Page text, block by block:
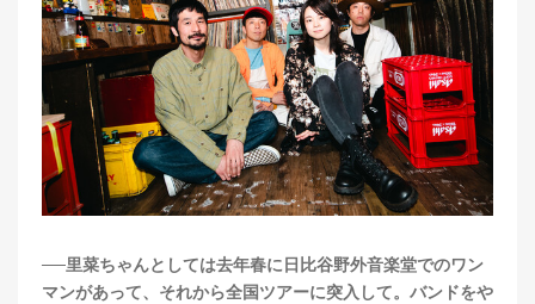
──里菜ちゃんとしては去年春に日比谷野外音楽堂でのワン
マンがあって、それから全国ツアーに突入して。バンドをや